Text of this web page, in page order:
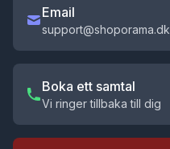
Email
support@shoporama.dk
Boka ett samtal
Vi ringer tillbaka till dig